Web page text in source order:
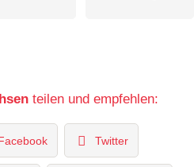
teilen und empfehlen:
Twitter